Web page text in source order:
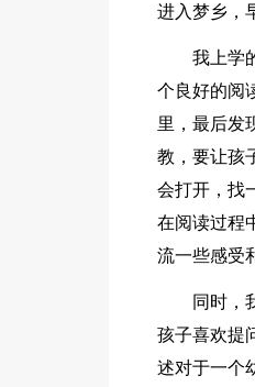
进入梦乡，
我上学
个良好的阅
里，最后发
教，要让孩
会打开，找
在阅读过程
流一些感受
同时，
孩子喜欢提
述对于一个